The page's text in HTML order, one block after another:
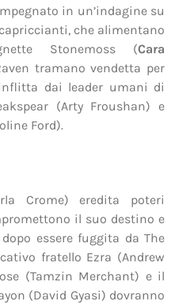
in un’indagine su
che alimentano
Stonemoss (Cara
tramano vendetta per
dai leader umani di
(Arty Froushan) e
Ford).
Crome) eredita poteri
il suo destino e
essere fuggita da The
fratello Ezra (Andrew
(Tamzin Merchant) e il
(David Gyasi) dovranno